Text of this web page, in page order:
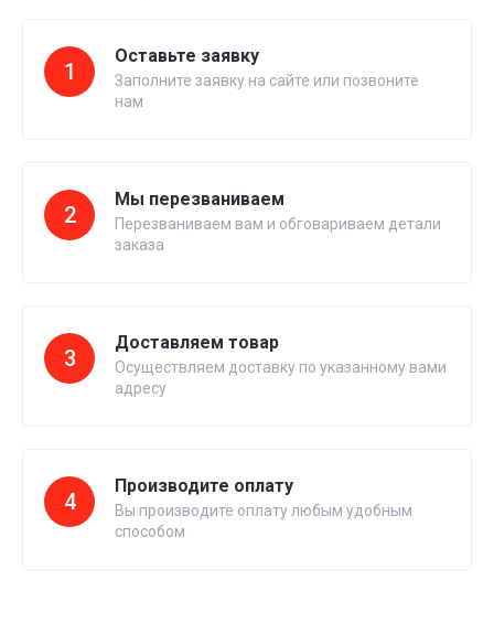
1
Оставьте заявку
Заполните заявку на сайте или позвоните
нам
2
Мы перезваниваем
Перезваниваем вам и обговариваем детали
заказа
3
Доставляем товар
Осуществляем доставку по указанному вами
адресу
4
Производите оплату
Вы производите оплату любым удобным
способом